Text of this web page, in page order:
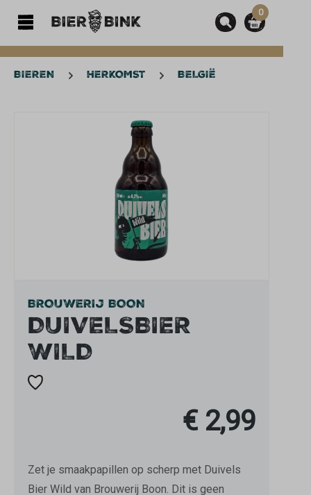
0
BIEREN HERKOMST BELGIË
Afbeeldingengalerij overslaan
BROUWERIJ BOON
DUIVELSBIER
WILD
€ 2,99
Zet je smaakpapillen op scherp met Duivels
Bier Wild van Brouwerij Boon. Dit is geen